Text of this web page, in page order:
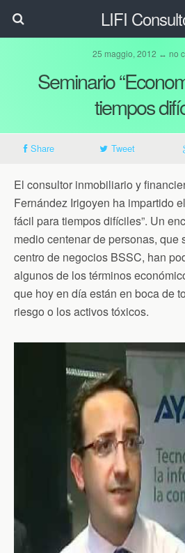
LIFI
25 maggio, 2012 ↔ no
Seminario
tiempos
Share Tweet
El consultor inmobiliario y
Fernández Irigoyen ha impartido
fácil para tiempos difíciles”. Un
medio centenar de personas, que
centro de negocios BSSC, han
algunos de los términos
que hoy en día están en boca de
riesgo o los activos tóxicos.